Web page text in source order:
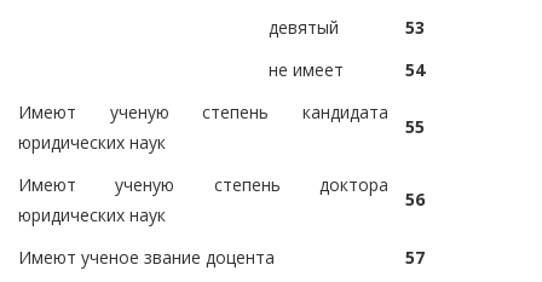
девятый
53
не имеет
54
Имеют ученую степень кандидата
юридических наук
55
Имеют ученую степень доктора
юридических наук
56
Имеют ученое звание доцента
57